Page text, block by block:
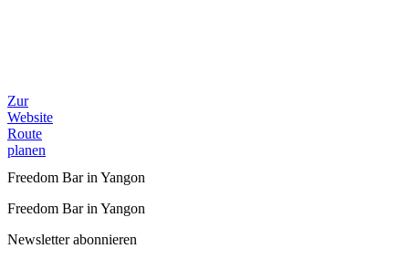
Zur
Website
Route
planen
Freedom Bar in Yangon
Freedom Bar in Yangon
Newsletter abonnieren